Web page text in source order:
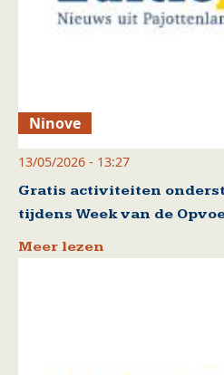
Ninove
13/05/2026 - 13:27
Gratis activiteiten
tijdens Week van de
Meer lezen